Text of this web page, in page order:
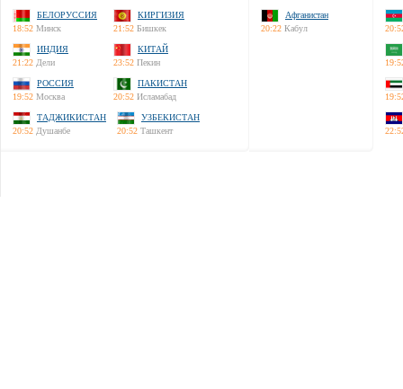
БЕЛОРУССИЯ
18:52 Минск
КИРГИЗИЯ
21:52 Бишкек
ИНДИЯ
21:22 Дели
КИТАЙ
23:52 Пекин
РОССИЯ
19:52 Москва
ПАКИСТАН
20:52 Исламабад
ТАДЖИКИСТАН
20:52 Душанбе
УЗБЕКИСТАН
20:52 Ташкент
Афганистан
20:22 Кабул